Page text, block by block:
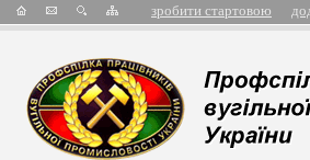
зробити стартовою